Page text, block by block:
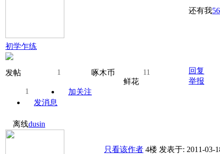
初学乍练
发帖 1 啄木币
11
鲜花
1
加关注
发消息
还有我
回复
举报
离线dusin
只看该作者 4楼 发表于: 2011-03-